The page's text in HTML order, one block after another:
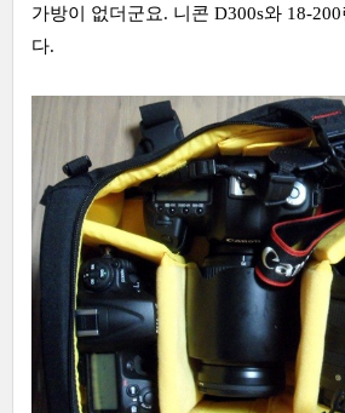
가방이 없더군요. 니콘 D300s와 18-
다.